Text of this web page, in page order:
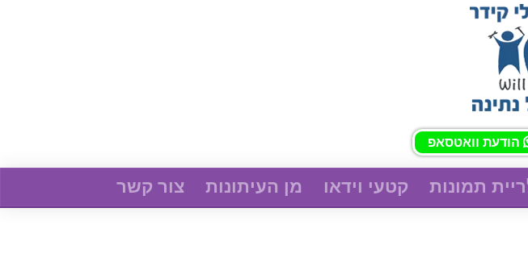
הודעת וואטסאפ
תמונות קטעי וידאו מן העיתונות צור קשר